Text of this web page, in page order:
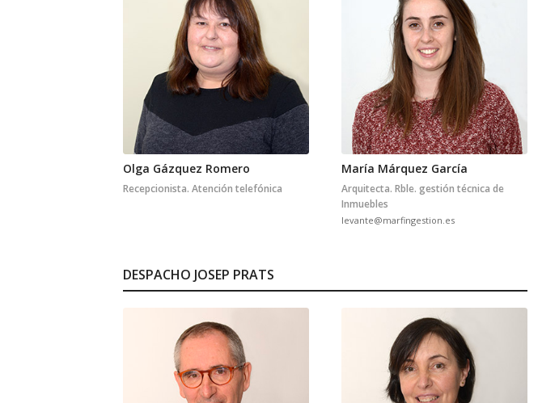
Olga Gázquez Romero
Recepcionista. Atención telefónica
María Márquez García
Arquitecta. Rble. gestión técnica de
Inmuebles
levante@marfingestion.es
DESPACHO JOSEP PRATS